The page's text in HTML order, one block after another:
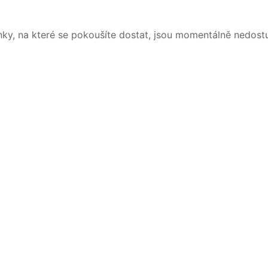
na které se pokoušíte dostat, jsou momentálně